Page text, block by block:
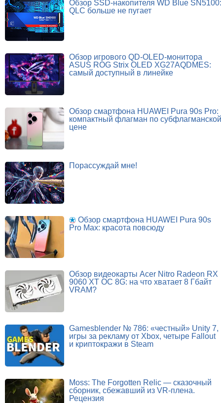
Обзор SSD-накопителя WD Blue SN5100:
QLC больше не пугает
Обзор игрового QD-OLED-монитора
ASUS ROG Strix OLED XG27AQDMES:
самый доступный в линейке
Обзор смартфона HUAWEI Pura 90s Pro:
компактный флагман по субфлагманской
цене
Порассуждай мне!
Обзор смартфона HUAWEI Pura 90s
Pro Max: красота повсюду
Обзор видеокарты Acer Nitro Radeon RX
9060 XT OC 8G: на что хватает 8 Гбайт
VRAM?
Gamesblender № 786: «честный» Unity 7,
игры за рекламу от Xbox, четыре Fallout
и криптокражи в Steam
Moss: The Forgotten Relic — сказочный
сборник, сбежавший из VR-плена.
Рецензия